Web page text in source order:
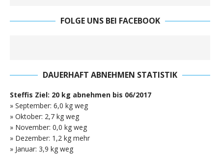
FOLGE UNS BEI FACEBOOK
DAUERHAFT ABNEHMEN STATISTIK
Steffis Ziel: 20 kg abnehmen bis 06/2017
» September: 6,0 kg weg
» Oktober: 2,7 kg weg
» November: 0,0 kg weg
» Dezember: 1,2 kg mehr
» Januar: 3,9 kg weg